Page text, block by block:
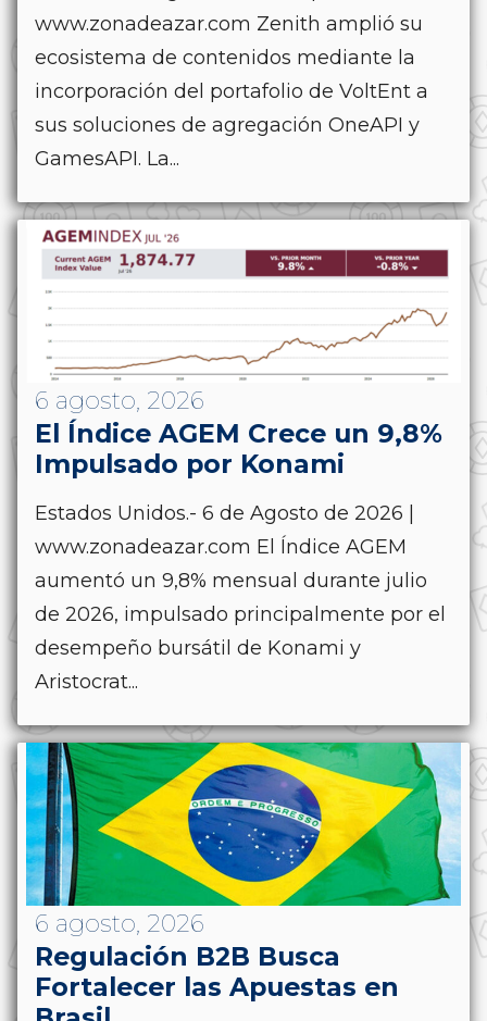
www.zonadeazar.com Zenith amplió su
ecosistema de contenidos mediante la
incorporación del portafolio de VoltEnt a
sus soluciones de agregación OneAPI y
GamesAPI. La...
6 agosto, 2026
El Índice AGEM Crece un 9,8%
Impulsado por Konami
Estados Unidos.- 6 de Agosto de 2026 |
www.zonadeazar.com El Índice AGEM
aumentó un 9,8% mensual durante julio
de 2026, impulsado principalmente por el
desempeño bursátil de Konami y
Aristocrat...
6 agosto, 2026
Regulación B2B Busca
Fortalecer las Apuestas en